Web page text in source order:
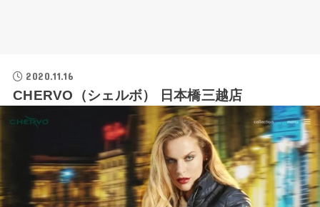
2020.11.16
CHERVO（シェルボ） 日本橋三越店